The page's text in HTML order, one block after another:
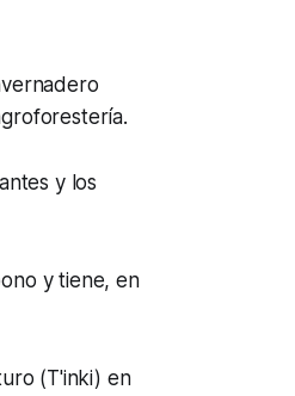
y los
y tiene, en
(T'inki) en